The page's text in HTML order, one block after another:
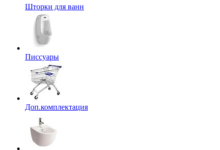
Шторки для ванн
Писсуары
Доп.комплектация